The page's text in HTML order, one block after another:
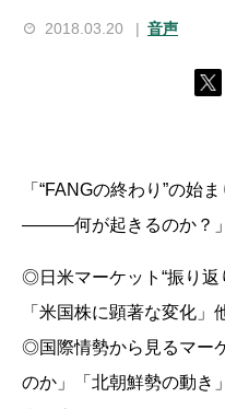
2018.03.20 音声
「“FANGの終わり”の始
―――何が起きるのか？」
◎日米マーケット“振り返
「米国株に顕著な変化」
◎国際情勢から見るマー
のか」「北朝鮮勢の動き